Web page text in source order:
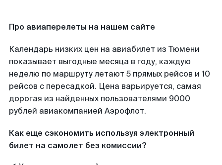
Про авиаперелеты на нашем сайте
Календарь низких цен на авиабилет из Тюмени
показывает выгодные месяца в году, каждую
неделю по маршруту летают 5 прямых рейсов и 10
рейсов с пересадкой. Цена варьируется, самая
дорогая из найденных пользователями 9000
рублей авиакомпанией Аэрофлот.
Как еще сэкономить используя электронный
билет на самолет без комиссии?